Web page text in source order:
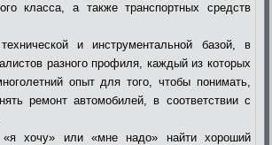
класса, а также транспортных средств
и инструментальной базой, в
разного профиля, каждый из которых
опыт для того, чтобы понимать,
ремонт автомобилей, в соответствии с
хочу» или «мне надо» найти хороший